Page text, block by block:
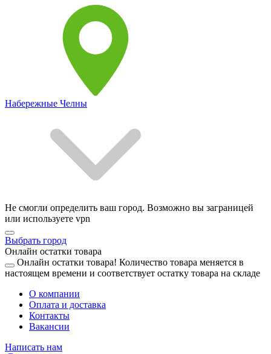
Набережные Челны
Не смогли определить ваш город. Возможно вы заграницей
или используете vpn
Выбрать город
Онлайн остатки товара
Онлайн остатки товара! Количество товара меняется в
настоящем времени и соответствует остатку товара на складе
О компании
Оплата и доставка
Контакты
Вакансии
Написать нам